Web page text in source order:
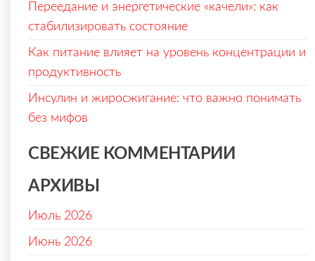
Переедание и энергетические «качели»: как
стабилизировать состояние
Как питание влияет на уровень концентрации и
продуктивность
Инсулин и жиросжигание: что важно понимать
без мифов
СВЕЖИЕ КОММЕНТАРИИ
АРХИВЫ
Июль 2026
Июнь 2026